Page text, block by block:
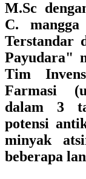
M.Sc
C.
Terstandar
Payudara"
Tim
Farmasi
dalam 3
potensi
minyak
beberapa